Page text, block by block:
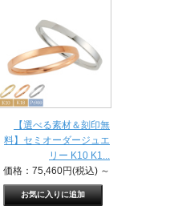
【選べる素材＆刻印無
料】セミオーダージュエ
リー K10 K1...
価格：75,460円(税込) ～